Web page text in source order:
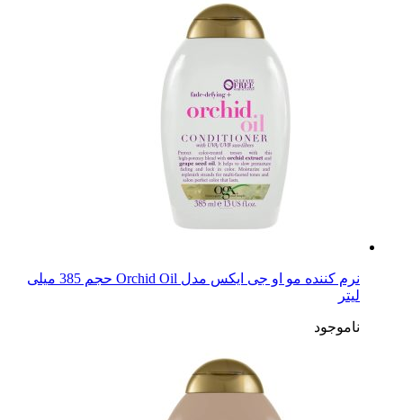
نرم کننده مو او جی ایکس مدل Orchid Oil حجم 385 میلی
لیتر
ناموجود